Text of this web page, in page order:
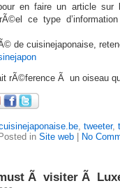
en faire un article sur
ce type
de cuisinejaponaise,
rÃ©ference Ã un oiseau
tweeter,
in Site web | No
Ã visiter Ã